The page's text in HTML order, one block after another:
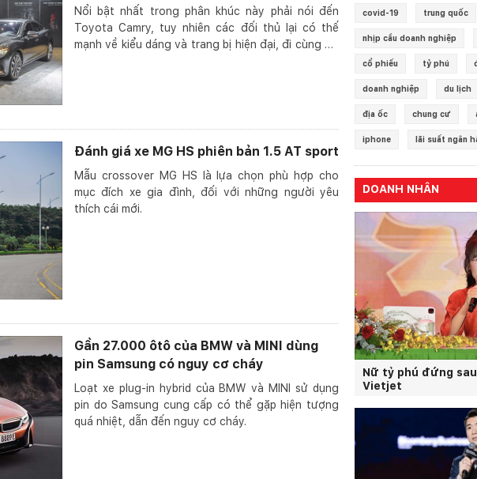
Nổi bật nhất trong phân khúc này phải nói đến
Toyota Camry, tuy nhiên các đối thủ lại có thế
mạnh về kiểu dáng và trang bị hiện đại, đi cùng đó
Đánh giá xe MG HS phiên bản 1.5 AT sport
Mẫu crossover MG HS là lựa chọn phù hợp cho
mục đích xe gia đình, đối với những người yêu
thích cái mới.
Gần 27.000 ôtô của BMW và MINI dùng
pin Samsung có nguy cơ cháy
Loạt xe plug-in hybrid của BMW và MINI sử dụng
pin do Samsung cung cấp có thể gặp hiện tượng
quá nhiệt, dẫn đến nguy cơ cháy.
covid-19 trung quốc
nhịp cầu doanh nghiệp
cổ phiếu tỷ phú
doanh nghiệp du lịch
địa ốc chung cư
iphone lãi suất ngân
DOANH NHÂN
Nữ tỷ phú đứng
Vietjet